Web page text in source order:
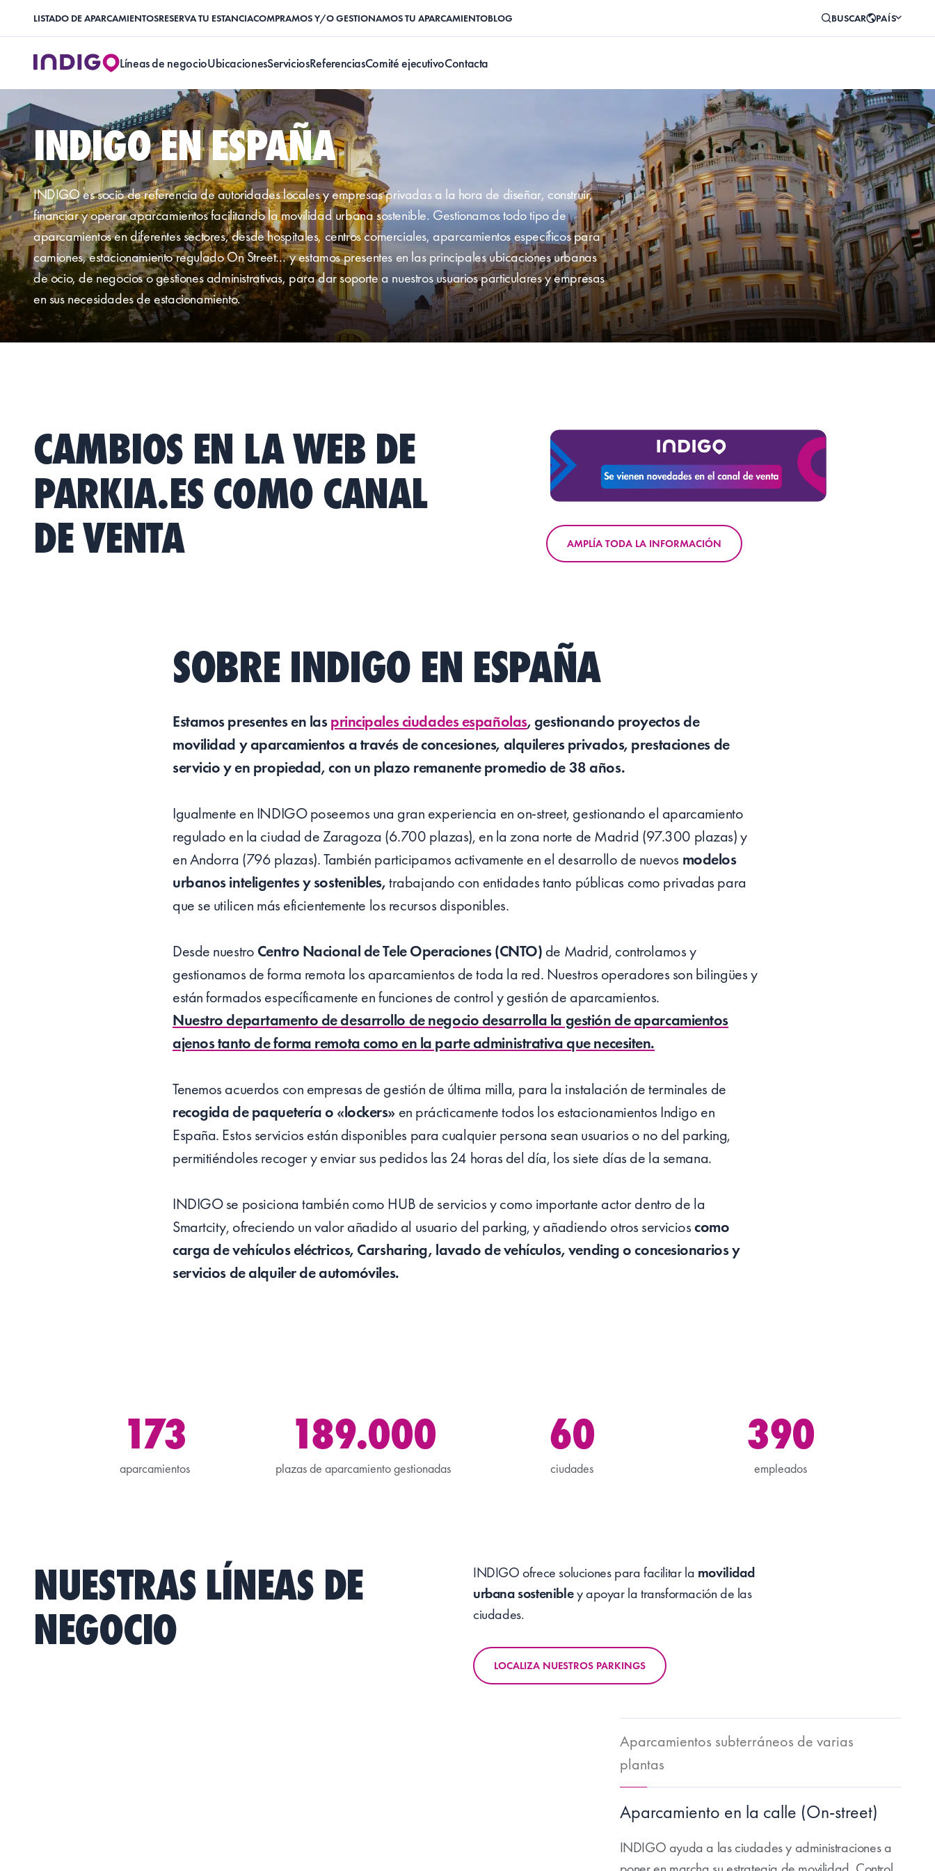
LISTADO DE APARCAMIENTOSRESERVA TU ESTANCIACOMPRAMOS Y/O GESTIONAMOS TU APARCAMIENTOBLOG BUSCAR PAÍS
Líneas de negocioUbicacionesServiciosReferenciasComité ejecutivoContacta
INDIGO EN ESPAÑA
INDIGO es socio de referencia de autoridades locales y empresas privadas a la hora de diseñar, construir,
financiar y operar aparcamientos facilitando la movilidad urbana sostenible. Gestionamos todo tipo de
aparcamientos en diferentes sectores, desde hospitales, centros comerciales, aparcamientos específicos para
camiones, estacionamiento regulado On Street… y estamos presentes en las principales ubicaciones urbanas
de ocio, de negocios o gestiones administrativas, para dar soporte a nuestros usuarios particulares y empresas
en sus necesidades de estacionamiento.
CAMBIOS EN LA WEB DE
PARKIA.ES COMO CANAL
DE VENTA AMPLÍA TODA LA INFORMACIÓN
SOBRE INDIGO EN ESPAÑA
Estamos presentes en lasprincipales ciudades españolas, gestionando proyectos de
movilidad y aparcamientos a través de concesiones, alquileres privados, prestaciones de
servicio y en propiedad, con un plazo remanente promedio de 38 años.
Igualmente en INDIGO poseemos una gran experiencia en on-street, gestionando el aparcamiento
regulado en la ciudad de Zaragoza (6.700 plazas), en la zona norte de Madrid (97.300 plazas) y
en Andorra (796 plazas). También participamos activamente en el desarrollo de nuevos modelos
urbanos inteligentes y sostenibles,trabajando con entidades tanto públicas como privadas para
que se utilicen más eficientemente los recursos disponibles.
Desde nuestro Centro Nacional de Tele Operaciones (CNTO) de Madrid, controlamos y
gestionamos de forma remota los aparcamientos de toda la red. Nuestros operadores son bilingües y
están formados específicamente en funciones de control y gestión de aparcamientos.
Nuestro departamento de desarrollo de negocio desarrolla la gestión de aparcamientos
ajenos tanto de forma remota como en la parte administrativa que necesiten.
Tenemos acuerdos con empresas de gestión de última milla, para la instalación de terminales de
recogida de paquetería o «lockers» en prácticamente todos los estacionamientos Indigo en
España. Estos servicios están disponibles para cualquier persona sean usuarios o no del parking,
permitiéndoles recoger y enviar sus pedidos las 24 horas del día, los siete días de la semana.
INDIGO se posiciona también como HUB de servicios y como importante actor dentro de la
Smartcity, ofreciendo un valor añadido al usuario del parking, y añadiendo otros servicioscomo
carga de vehículos eléctricos, Carsharing, lavado de vehículos, vending o concesionarios y
servicios de alquiler de automóviles.
173
aparcamientos
189.000
plazas de aparcamiento gestionadas
60
ciudades
390
empleados
NUESTRAS LÍNEAS DE
NEGOCIO
INDIGO ofrece soluciones para facilitar la movilidad
urbana sostenibley apoyar la transformación de las
ciudades.
LOCALIZA NUESTROS PARKINGS
Aparcamientos subterráneos de varias
plantas
Aparcamiento en la calle (On-street)
INDIGO ayuda a las ciudades y administraciones a